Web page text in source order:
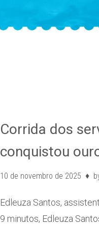
Corrida dos
conquistou
10 de novembro de 2025
Edleuza Santos,
9 minutos, Edleuza